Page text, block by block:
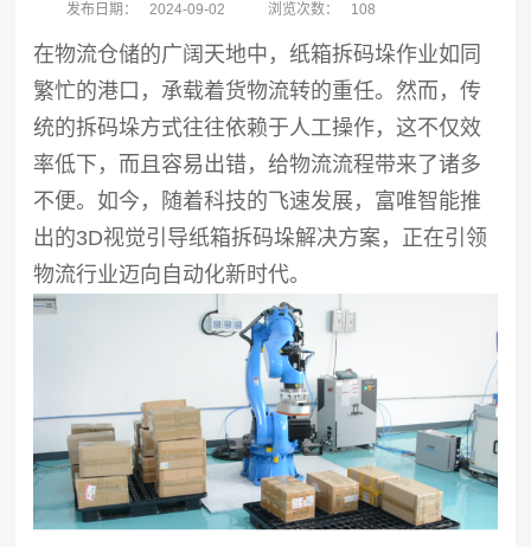
发布日期： 2024-09-02 浏览次数： 108
在物流仓储的广阔天地中，纸箱拆码垛作业如同
繁忙的港口，承载着货物流转的重任。然而，传
统的拆码垛方式往往依赖于人工操作，这不仅效
率低下，而且容易出错，给物流流程带来了诸多
不便。如今，随着科技的飞速发展，富唯智能推
出的3D视觉引导纸箱拆码垛解决方案，正在引领
物流行业迈向自动化新时代。